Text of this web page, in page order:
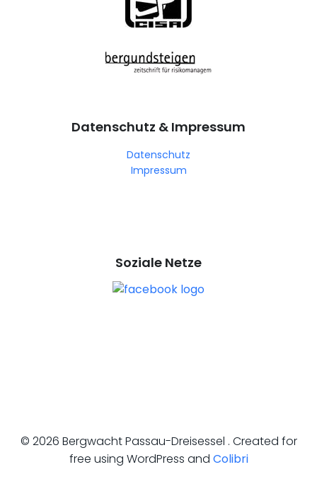
Datenschutz & Impressum
Datenschutz
Impressum
Soziale Netze
© 2026 Bergwacht Passau-Dreisessel . Created for
free using WordPress and Colibri